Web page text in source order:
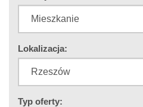
Lokalizacja:
Typ oferty: